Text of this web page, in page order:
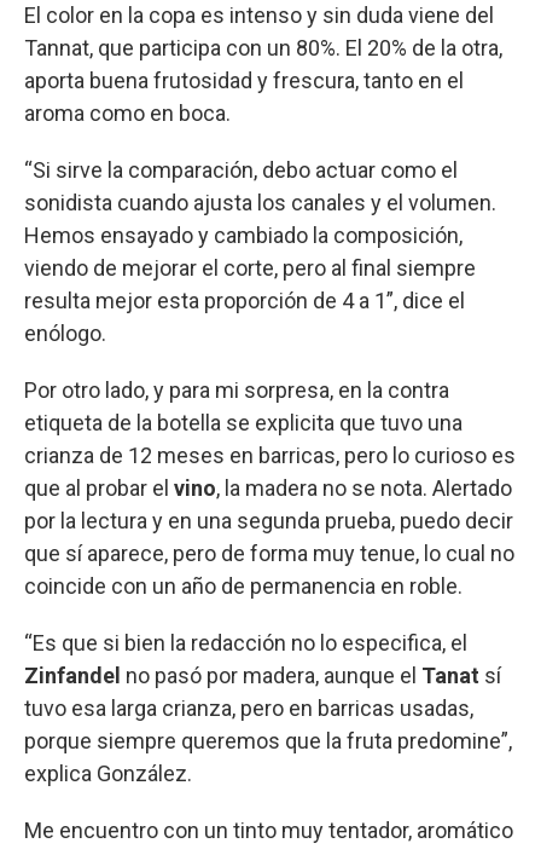
El color en la copa es intenso y sin duda viene del
Tannat, que participa con un 80%. El 20% de la otra,
aporta buena frutosidad y frescura, tanto en el
aroma como en boca.
“Si sirve la comparación, debo actuar como el
sonidista cuando ajusta los canales y el volumen.
Hemos ensayado y cambiado la composición,
viendo de mejorar el corte, pero al final siempre
resulta mejor esta proporción de 4 a 1”, dice el
enólogo.
Por otro lado, y para mi sorpresa, en la contra
etiqueta de la botella se explicita que tuvo una
crianza de 12 meses en barricas, pero lo curioso es
que al probar el vino, la madera no se nota. Alertado
por la lectura y en una segunda prueba, puedo decir
que sí aparece, pero de forma muy tenue, lo cual no
coincide con un año de permanencia en roble.
“Es que si bien la redacción no lo especifica, el
Zinfandel no pasó por madera, aunque el Tanat sí
tuvo esa larga crianza, pero en barricas usadas,
porque siempre queremos que la fruta predomine”,
explica González.
Me encuentro con un tinto muy tentador, aromático